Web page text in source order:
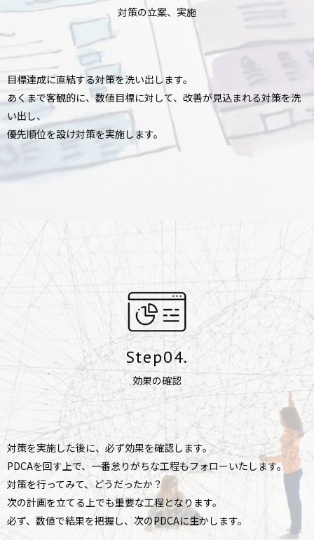
対策の立案、実施
目標達成に直結する対策を洗い出します。
あくまで客観的に、数値目標に対して、改善が見込まれる対策を洗
い出し、
優先順位を設け対策を実施します。
Step04.
効果の確認
対策を実施した後に、必ず効果を確認します。
PDCAを回す上で、一番怠りがちな工程もフォローいたします。
対策を行ってみて、どうだったか？
次の計画を立てる上でも重要な工程となります。
必ず、数値で結果を把握し、次のPDCAに生かします。